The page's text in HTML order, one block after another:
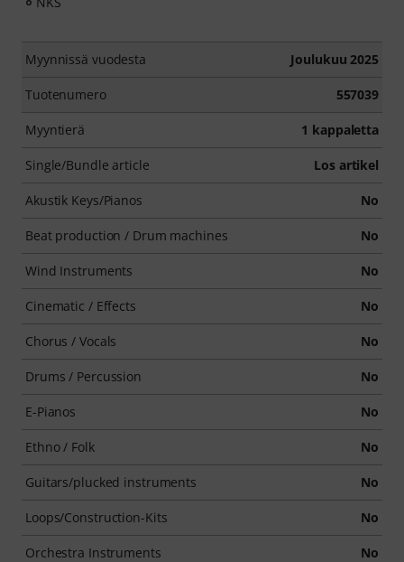
Myynnissä vuodesta Joulukuu 2025
Tuotenumero 557039
Myyntierä 1 kappaletta
Single/Bundle article Los artikel
Akustik Keys/Pianos No
Beat production / Drum machines No
Wind Instruments No
Cinematic / Effects No
Chorus / Vocals No
Drums / Percussion No
E-Pianos No
Ethno / Folk No
Guitars/plucked instruments No
Loops/Construction-Kits No
Orchestra Instruments No